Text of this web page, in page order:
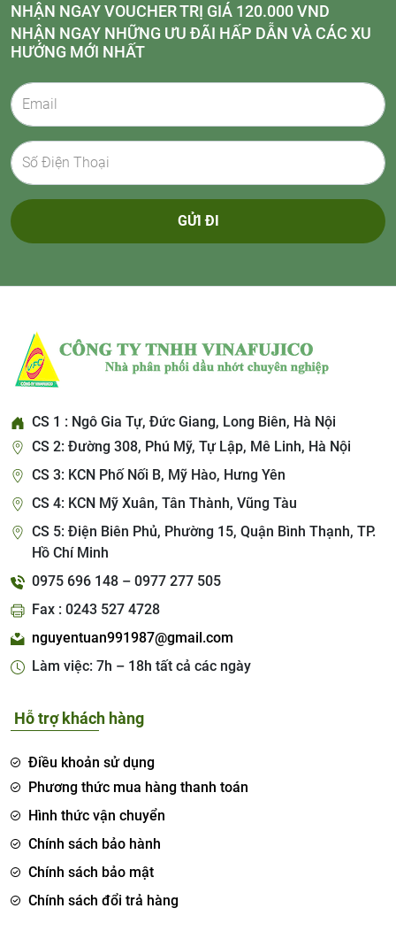
NHẬN NGAY VOUCHER TRỊ GIÁ 120.000 VND
NHẬN NGAY NHỮNG ƯU ĐÃI HẤP DẪN VÀ CÁC XU
HƯỚNG MỚI NHẤT
GỬI ĐI
CS 1 : Ngô Gia Tự, Đức Giang, Long Biên, Hà Nội
CS 2: Đường 308, Phú Mỹ, Tự Lập, Mê Linh, Hà Nội
CS 3: KCN Phố Nối B, Mỹ Hào, Hưng Yên
CS 4: KCN Mỹ Xuân, Tân Thành, Vũng Tàu
CS 5: Điện Biên Phủ, Phường 15, Quận Bình Thạnh, TP.
Hồ Chí Minh
0975 696 148 – 0977 277 505
Fax : 0243 527 4728
nguyentuan991987@gmail.com
Làm việc: 7h – 18h tất cả các ngày
Hỗ trợ khách hàng
Điều khoản sử dụng
Phương thức mua hàng thanh toán
Hình thức vận chuyển
Chính sách bảo hành
Chính sách bảo mật
Chính sách đổi trả hàng